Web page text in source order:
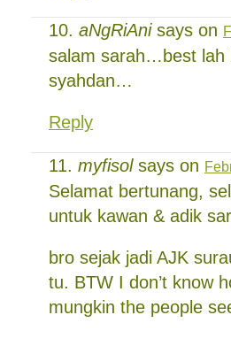
aNgRiAnisays on
salam sarah…best lah
syahdan…
Reply
myfisolsays on
Selamat bertunang,
untuk kawan & adik
bro sejak jadi AJK
tu. BTW I don’t know
mungkin the people